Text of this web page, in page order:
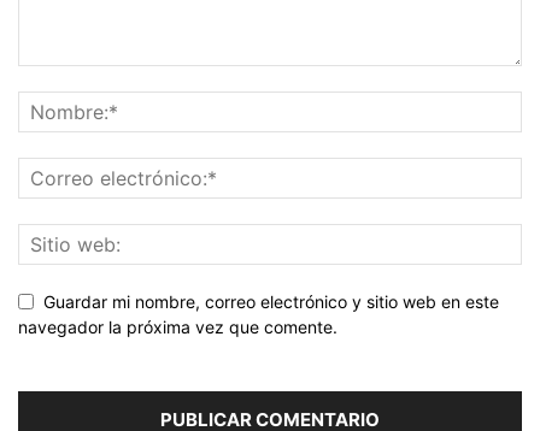
Guardar mi nombre, correo electrónico y sitio web en este
navegador la próxima vez que comente.